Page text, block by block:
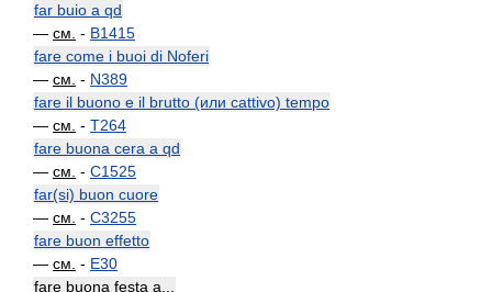
far buio a qd
— см. - B1415
fare come i buoi di Noferi
— см. - N389
fare il buono e il brutto (или cattivo) tempo
— см. - T264
fare buona cera a qd
— см. - C1525
far(si) buon cuore
— см. - C3255
fare buon effetto
— см. - E30
fare buona festa a...